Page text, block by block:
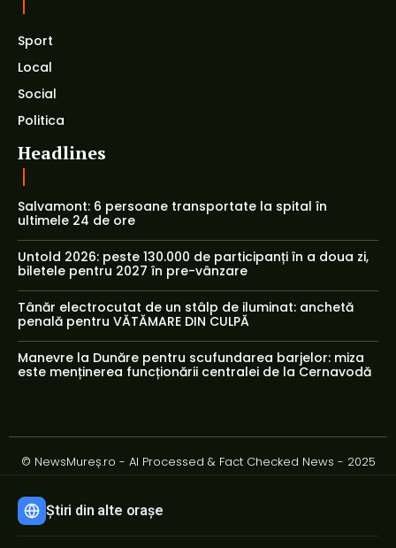
Sport
Local
Social
Politica
Headlines
Salvamont: 6 persoane transportate la spital în
ultimele 24 de ore
Untold 2026: peste 130.000 de participanți în a doua zi,
biletele pentru 2027 în pre-vânzare
Tânăr electrocutat de un stâlp de iluminat: anchetă
penală pentru VĂTĂMARE DIN CULPĂ
Manevre la Dunăre pentru scufundarea barjelor: miza
este menținerea funcționării centralei de la Cernavodă
© NewsMureș.ro - AI Processed & Fact Checked News - 2025
Știri din alte orașe